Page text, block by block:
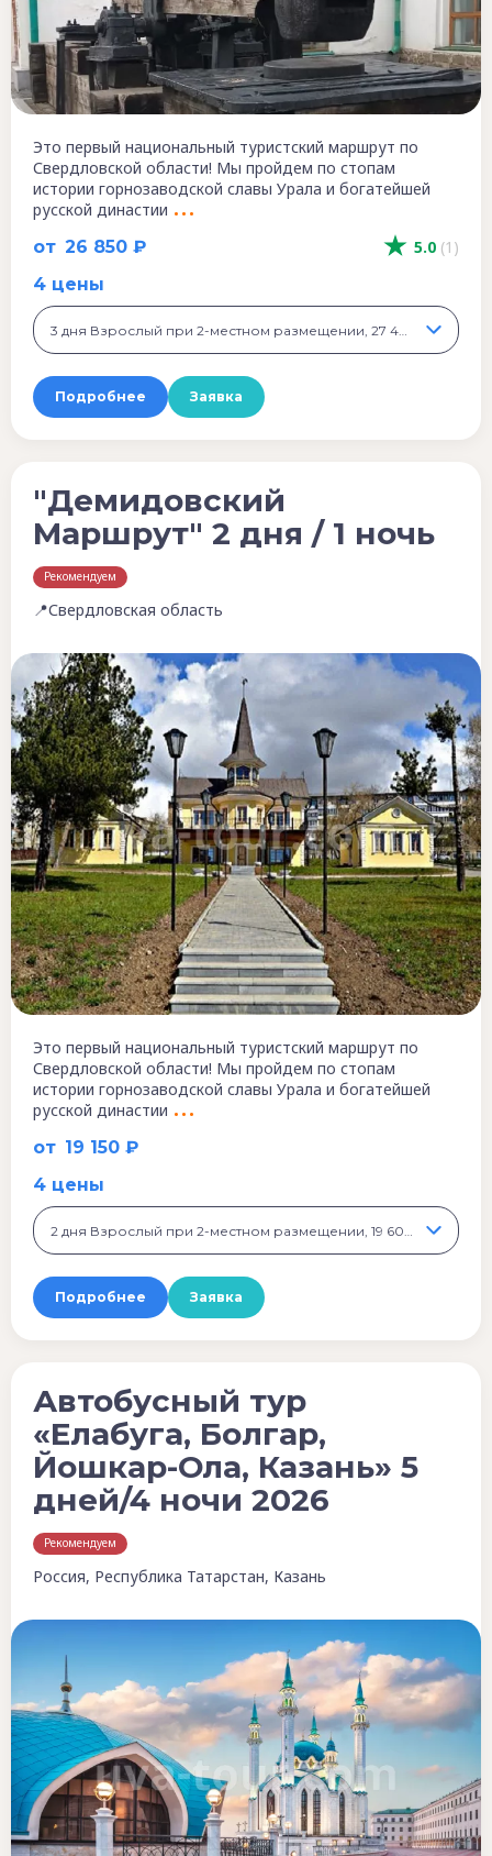
5.0 (1)
от 26 850 ₽
Это первый национальный туристский маршрут по
Свердловской области! Мы пройдем по стопам
истории горнозаводской славы Урала и богатейшей
русской династии
4 цены
Подробнее Заявка
от 19 150 ₽
"Демидовский
Маршрут" 2 дня / 1 ночь
Рекомендуем
📍Свердловская область
Это первый национальный туристский маршрут по
Свердловской области! Мы пройдем по стопам
истории горнозаводской славы Урала и богатейшей
русской династии
4 цены
2 дня Взрослый при 2-местном размещении, 19 600 ₽
Подробнее Заявка
Автобусный тур
«Елабуга, Болгар,
Йошкар-Ола, Казань» 5
дней/4 ночи 2026
Рекомендуем
Россия, Республика Татарстан, Казань